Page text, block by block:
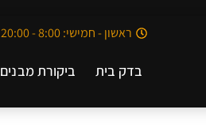
ראשון - חמישי: 8:00 - 20:00
בדק בית ביקורת מבנים